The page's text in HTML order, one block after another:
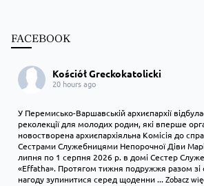
FACEBOOK
Kościół Greckokatolicki
20 hours ago
У Перемисько-Варшавській архиєпархії
реколекції для молодих родин, які вперше
новостворена архиєпархіяльна Комісія до
Сестрами Служебницями Непорочної Діви
липня по 1 серпня 2026 р. в домі Сестер
«Effatha». Протягом тижня подружжя разом зі
нагоду зупинитися серед щоденни...Zobacz